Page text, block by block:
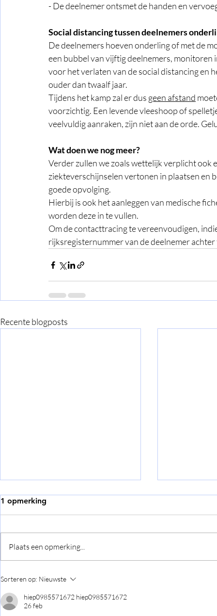
- De deelnemer ontsmet de handen en
Social distancing tussen deelnemers
De deelnemers hoeven onderling of met de
een bubbel van vijftig deelnemers,
voor het verlaten van de social distancing en
ouder dan twaalf jaar.
Tijdens het kamp zal er dus geen afstand
voorzichtig. Een levende vleeshoop of
veelvuldig aanraken, zijn niet aan de orde.
Wat doen we nog meer?
Verder zullen we zoals wettelijk verplicht
ziekteverschijnselen vertonen in plaatsen en
goede opvolging.
Hierbij is ook het aanleggen van medische
worden deze in te vullen.
Om de contacttracing te vereenvoudigen,
rijksregisternummer van de deelnemer achter
Recente blogposts
Coronamaatregelen
zomerkampen 2021
Coronamaatregelen zal het een
editie zijn die, net als vorig jaar, wat
Top (94)20
1 opmerking
Plaats een opmerking...
Sorteren op: Nieuwste
hiep0985571672 hiep0985571672
26 feb